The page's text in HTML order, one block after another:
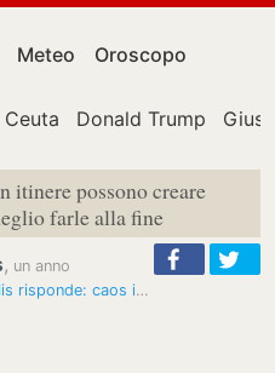
Meteo Oroscopo
Ceuta Donald Trump
itinere possono creare
farle alla fine
, un anno
Conte accusa, De Laurentiis risponde: caos in casa Napoli